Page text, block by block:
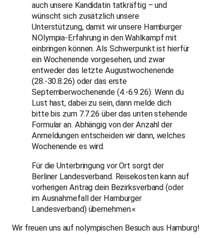
auch unsere Kandidatin tatkräftig – und
wünscht sich zusätzlich unsere
Unterstützung, damit wir unsere Hamburger
NOlympia-Erfahrung in den Wahlkampf mit
einbringen können. Als Schwerpunkt ist hierfür
ein Wochenende vorgesehen, und zwar
entweder das letzte Augustwochenende
(28.-30.8.26) oder das erste
Septemberwochenende (4.-6.9.26). Wenn du
Lust hast, dabei zu sein, dann melde dich
bitte bis zum 7.7.26 über das unten stehende
Formular an. Abhängig von der Anzahl der
Anmeldungen entscheiden wir dann, welches
Wochenende es wird.
Für die Unterbringung vor Ort sorgt der
Berliner Landesverband. Reisekosten kann auf
vorherigen Antrag dein Bezirksverband (oder
im Ausnahmefall der Hamburger
Landesverband) übernehmen.«
Wir freuen uns auf nolympischen Besuch aus Hamburg!